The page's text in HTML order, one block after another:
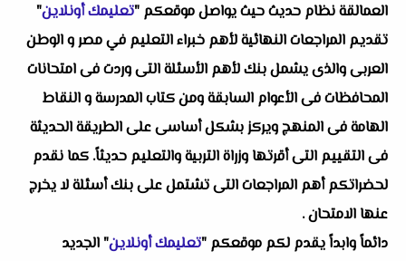
العمالقةنظام حديث حيث يواصل موقعكم "تعليمك أونلاين"
تقديم المراجعات النهائية لأهم خبراء التعليم في مصر و الوطن
العربى والذى يشمل بنك لأهم الأسئلة التى وردت فى امتحانات
المحافظات فى الأعوام السابقة ومن كتاب المدرسة و النقاط
الهامة فى المنهج ويركز بشكل أساسى على الطريقة الحديثة
فى التقييم التى أقرتها وزراة التربية والتعليم حديثاً. كما نقدم
لحضراتكم أهم المراجعات التى تشتمل على بنك أسئلة لا يخرج
عنها الامتحان .
دائماً وابداً يقدم لكم موقعكم "تعليمك أونلاين" الجديد